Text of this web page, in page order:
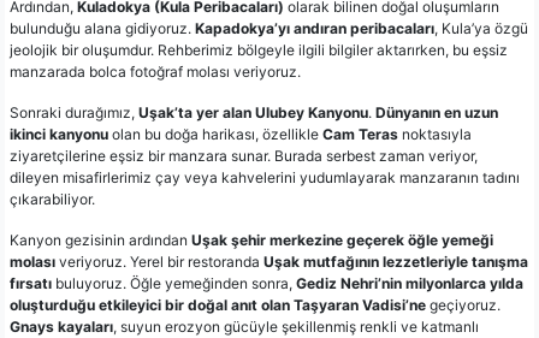
Ardından, Kuladokya (Kula Peribacaları) olarak bilinen doğal oluşumların
bulunduğu alana gidiyoruz. Kapadokya’yı andıran peribacaları, Kula’ya özgü
jeolojik bir oluşumdur. Rehberimiz bölgeyle ilgili bilgiler aktarırken, bu eşsiz
manzarada bolca fotoğraf molası veriyoruz.
Sonraki durağımız, Uşak’ta yer alan Ulubey Kanyonu. Dünyanın en uzun
ikinci kanyonu olan bu doğa harikası, özellikle Cam Teras noktasıyla
ziyaretçilerine eşsiz bir manzara sunar. Burada serbest zaman veriyor,
dileyen misafirlerimiz çay veya kahvelerini yudumlayarak manzaranın tadını
çıkarabiliyor.
Kanyon gezisinin ardından Uşak şehir merkezine geçerek öğle yemeği
molası veriyoruz. Yerel bir restoranda Uşak mutfağının lezzetleriyle tanışma
fırsatı buluyoruz. Öğle yemeğinden sonra, Gediz Nehri’nin milyonlarca yılda
oluşturduğu etkileyici bir doğal anıt olan Taşyaran Vadisi’ne geçiyoruz.
Gnays kayaları, suyun erozyon gücüyle şekillenmiş renkli ve katmanlı